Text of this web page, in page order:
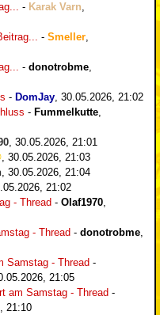
- Karak Varn,
- Smeller,
- donotrobme,
- DomJay, 30.05.2026, 21:02
- Fummelkutte,
, 30.05.2026, 21:01
, 30.05.2026, 21:03
, 30.05.2026, 21:04
21:02
- Thread - Olaf1970,
- Thread - donotrobme,
Samstag - Thread -
21:05
am Samstag - Thread -
21:10